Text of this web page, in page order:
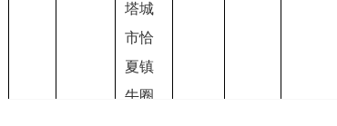
塔城
市恰
夏镇
牛圈